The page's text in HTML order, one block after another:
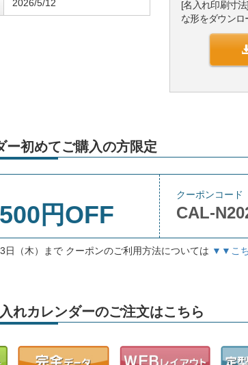
2026/5/12
[名入れ印刷寸
な形をダウンロ
ー初めてご購入の方限定
円OFF
クーポンコード
CAL-
日（木）まで クーポンのご利用方法については ▼▼こ
れカレンダーのご注文はこちら